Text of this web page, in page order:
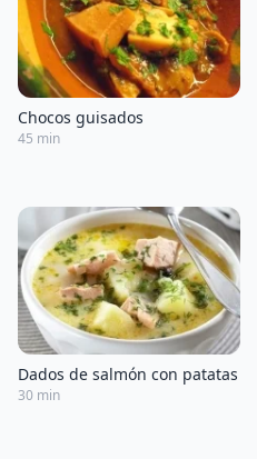
Chocos guisados
45 min
Dados de salmón con patatas
30 min